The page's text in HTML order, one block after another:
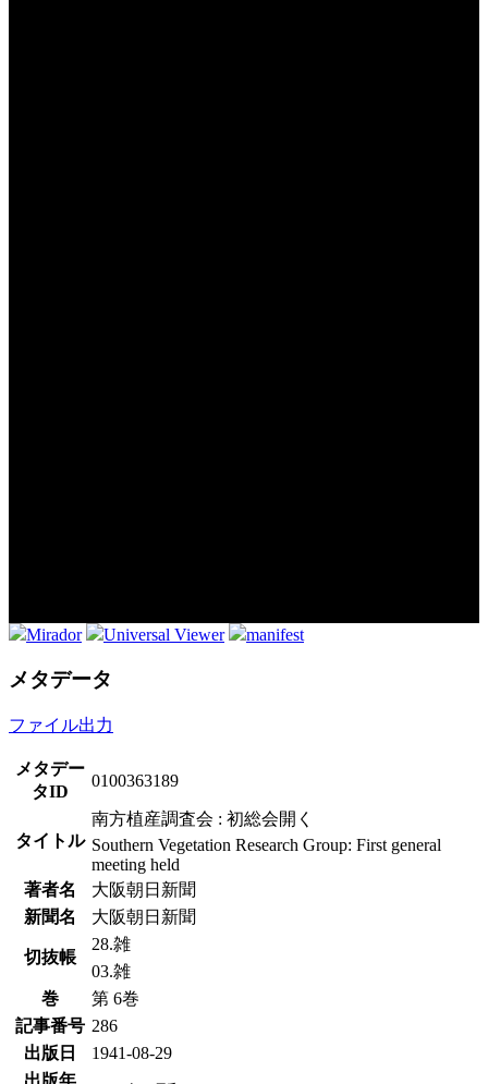
Mirador Universal Viewer manifest
メタデータ
ファイル出力
メタデー
タID
0100363189
タイトル
南方植産調査会 : 初総会開く
Southern Vegetation Research Group: First general
meeting held
著者名
大阪朝日新聞
新聞名
大阪朝日新聞
切抜帳
28.雑
03.雑
巻
第 6巻
記事番号 286
出版日
1941-08-29
出版年